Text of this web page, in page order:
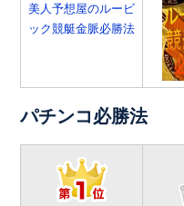
美人予想屋のルービ
ック競艇金脈必勝法
パチンコ必勝法